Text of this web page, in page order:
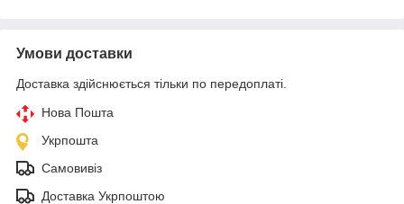
Умови доставки
Доставка здійснюється тільки по передоплаті.
Нова Пошта
Укрпошта
Самовивіз
Доставка Укрпоштою